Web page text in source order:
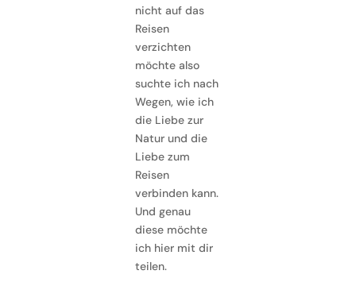
nicht auf das
Reisen
verzichten
möchte also
suchte ich nach
Wegen, wie ich
die Liebe zur
Natur und die
Liebe zum
Reisen
verbinden kann.
Und genau
diese möchte
ich hier mit dir
teilen.